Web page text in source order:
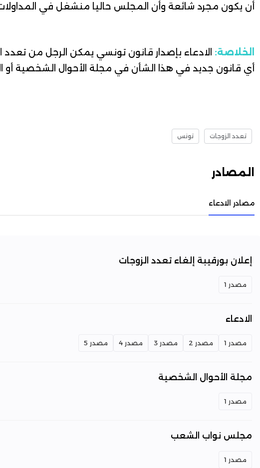
أن يكون مجرد شائعة وأن المجلس حاليا منشغل في المداولات
الخلاصة: الادعاء بإصدار قانون تونسي يمكن الرجل من
أي قانون جديد في هذا الشأن في مجلة الأحوال الشخصية أو
تعدد الزوجات تونس
المصادر
مصادر الادعاء
إعلان بورقيبة إلغاء تعدد الزوجات
مصدر 1
الادعاء
مصدر 1 مصدر 2 مصدر 3 مصدر 4 مصدر 5
مجلة الأحوال الشخصية
مصدر 1
مجلس نواب الشعب
مصدر 1